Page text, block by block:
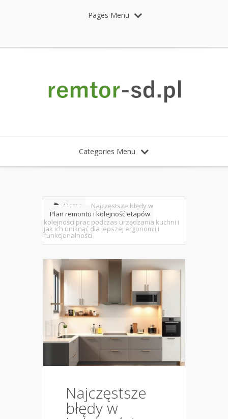
Pages Menu
Categories Menu
Home
Plan remontu i kolejność etapów
Najczęstsze błędy w
kolejności prac podczas urządzania kuchni i
jak ich uniknąć dla lepszej ergonomii i
funkcjonalności
Najczęstsze
błędy w